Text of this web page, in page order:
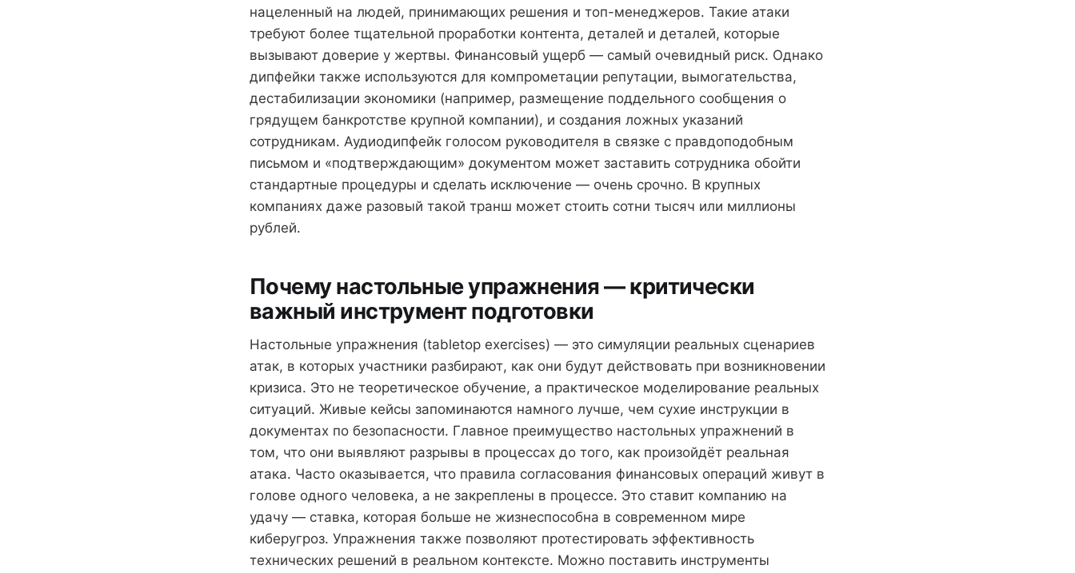
нацеленный на людей, принимающих решения и топ-менеджеров. Такие атаки
требуют более тщательной проработки контента, деталей и деталей, которые
вызывают доверие у жертвы. Финансовый ущерб — самый очевидный риск. Однако
дипфейки также используются для компрометации репутации, вымогательства,
дестабилизации экономики (например, размещение поддельного сообщения о
грядущем банкротстве крупной компании), и создания ложных указаний
сотрудникам. Аудиодипфейк голосом руководителя в связке с правдоподобным
письмом и «подтверждающим» документом может заставить сотрудника обойти
стандартные процедуры и сделать исключение — очень срочно. В крупных
компаниях даже разовый такой транш может стоить сотни тысяч или миллионы
рублей.
Почему настольные упражнения — критически
важный инструмент подготовки
Настольные упражнения (tabletop exercises) — это симуляции реальных сценариев
атак, в которых участники разбирают, как они будут действовать при возникновении
кризиса. Это не теоретическое обучение, а практическое моделирование реальных
ситуаций. Живые кейсы запоминаются намного лучше, чем сухие инструкции в
документах по безопасности. Главное преимущество настольных упражнений в
том, что они выявляют разрывы в процессах до того, как произойдёт реальная
атака. Часто оказывается, что правила согласования финансовых операций живут в
голове одного человека, а не закреплены в процессе. Это ставит компанию на
удачу — ставка, которая больше не жизнеспособна в современном мире
киберугроз. Упражнения также позволяют протестировать эффективность
технических решений в реальном контексте. Можно поставить инструменты